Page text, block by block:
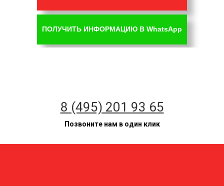
ПОЛУЧИТЬ ИНФОРМАЦИЮ В WhatsApp
8 (495) 201 93 65
Позвоните нам в один клик